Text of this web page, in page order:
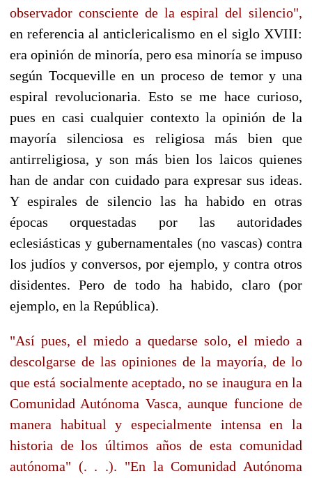
observador consciente de la espiral del silencio",
en referencia al anticlericalismo en el siglo XVIII:
era opinión de minoría, pero esa minoría se impuso
según Tocqueville en un proceso de temor y una
espiral revolucionaria. Esto se me hace curioso,
pues en casi cualquier contexto la opinión de la
mayoría silenciosa es religiosa más bien que
antirreligiosa, y son más bien los laicos quienes
han de andar con cuidado para expresar sus ideas.
Y espirales de silencio las ha habido en otras
épocas orquestadas por las autoridades
eclesiásticas y gubernamentales (no vascas) contra
los judíos y conversos, por ejemplo, y contra otros
disidentes. Pero de todo ha habido, claro (por
ejemplo, en la República).
"Así pues, el miedo a quedarse solo, el miedo a
descolgarse de las opiniones de la mayoría, de lo
que está socialmente aceptado, no se inaugura en la
Comunidad Autónoma Vasca, aunque funcione de
manera habitual y especialmente intensa en la
historia de los últimos años de esta comunidad
autónoma" (. . .). "En la Comunidad Autónoma